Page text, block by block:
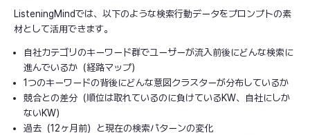
ListeningMindでは、以下のような検索行動データをプロンプトの素
材として活用できます。
自社カテゴリのキーワード群でユーザーが流入前後にどんな検索に
進んでいるか（経路マップ）
1つのキーワードの背後にどんな意図クラスターが分布しているか
競合との差分（順位は取れているのに負けているKW、自社にしか
ないKW）
過去（12ヶ月前）と現在の検索パターンの変化